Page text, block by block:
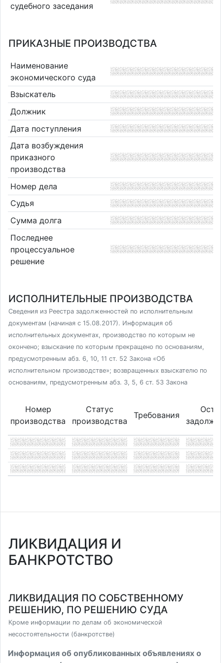
судебного заседания
ПРИКАЗНЫЕ ПРОИЗВОДСТВА
Наименование
экономического суда
Взыскатель
Должник
Дата поступления
Дата возбуждения
приказного
производства
Номер дела
Судья
Сумма долга
Последнее
процессуальное
решение
ИСПОЛНИТЕЛЬНЫЕ ПРОИЗВОДСТВА
Сведения из Реестра задолженностей по исполнительным
документам (начиная с 15.08.2017). Информация об
исполнительных документах, производство по которым не
окончено; взыскание по которым прекращено по основаниям,
предусмотренным абз. 6, 10, 11 ст. 52 Закона «Об
исполнительном производстве»; возвращенных взыскателю по
основаниям, предусмотренным абз. 3, 5, 6 ст. 53 Закона
Номер
производства
Статус
производства
Требования
ЛИКВИДАЦИЯ И
БАНКРОТСТВО
ЛИКВИДАЦИЯ ПО СОБСТВЕННОМУ
РЕШЕНИЮ, ПО РЕШЕНИЮ СУДА
Кроме информации по делам об экономической
несостоятельности (банкротстве)
Информация об опубликованных объявлениях о